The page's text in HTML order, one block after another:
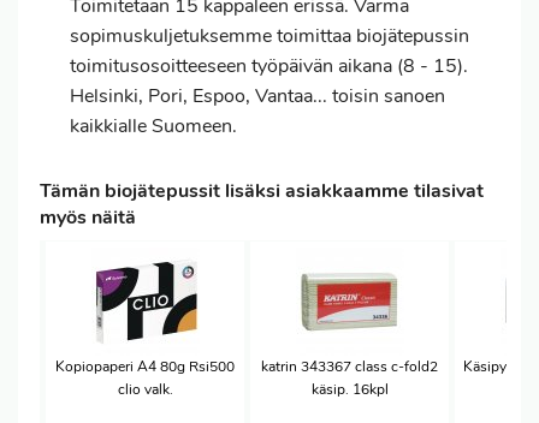
Toimitetaan 15 kappaleen erissä. Varma
sopimuskuljetuksemme toimittaa biojätepussin
toimitusosoitteeseen työpäivän aikana (8 - 15).
Helsinki, Pori, Espoo, Vantaa... toisin sanoen
kaikkialle Suomeen.
Tämän biojätepussit lisäksi asiakkaamme tilasivat
myös näitä
Kopiopaperi A4 80g Rsi500
clio valk.
katrin 343367 class c-fold2
käsip. 16kpl
Käsipyyhe